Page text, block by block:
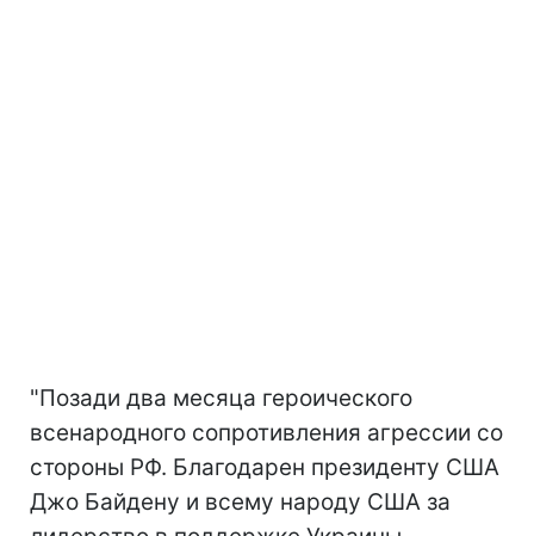
"Позади два месяца героического
всенародного сопротивления агрессии со
стороны РФ. Благодарен президенту США
Джо Байдену и всему народу США за